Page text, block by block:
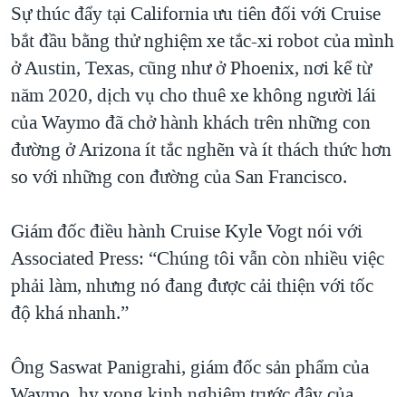
Sự thúc đẩy tại California ưu tiên đối với Cruise
bắt đầu bằng thử nghiệm xe tắc-xi robot của mình
ở Austin, Texas, cũng như ở Phoenix, nơi kể từ
năm 2020, dịch vụ cho thuê xe không người lái
của Waymo đã chở hành khách trên những con
đường ở Arizona ít tắc nghẽn và ít thách thức hơn
so với những con đường của San Francisco.
Giám đốc điều hành Cruise Kyle Vogt nói với
Associated Press: “Chúng tôi vẫn còn nhiều việc
phải làm, nhưng nó đang được cải thiện với tốc
độ khá nhanh.”
Ông Saswat Panigrahi, giám đốc sản phẩm của